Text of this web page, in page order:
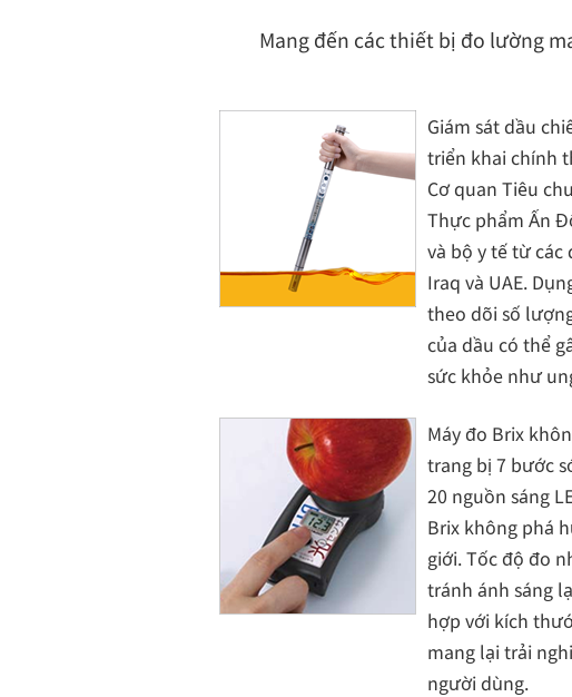
Mang đến các thiết bị đo lường
Giám sát dầu
triển khai chính
Cơ quan Tiêu
Thực phẩm Ấn
và bộ y tế từ các
Iraq và UAE.
theo dõi số
của dầu có thể
sức khỏe như
Máy đo Brix
trang bị 7 bước
20 nguồn sáng
Brix không phá
giới. Tốc độ đo
tránh ánh sáng
hợp với kích
mang lại trải
người dùng.